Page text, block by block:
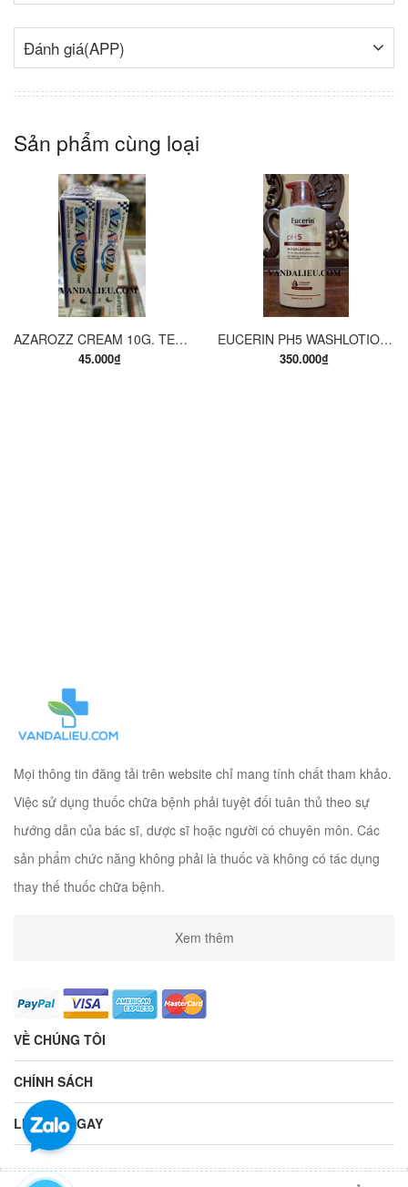
Đánh giá(APP)
Sản phẩm cùng loại
AZAROZZ CREAM 10G. TERBINAFINE 1%. THUỐC TRỊ NẤM DA CHÂN, NẤM DA ĐÙI, NẤM DA THÂN, LANG BEN...
45.000₫
EUCERIN PH5 WASHLOTION 400ML. SỮA TẮM DẠNG GEL CHO DA NHẠY CẢM.
350.000₫
Mọi thông tin đăng tải trên website chỉ mang tính chất tham khảo.
Việc sử dụng thuốc chữa bệnh phải tuyệt đối tuân thủ theo sự
hướng dẫn của bác sĩ, dược sĩ hoặc người có chuyên môn. Các
sản phẩm chức năng không phải là thuốc và không có tác dụng
thay thế thuốc chữa bệnh.
Xem thêm
VỀ CHÚNG TÔI
CHÍNH SÁCH
LIÊN HỆ NGAY